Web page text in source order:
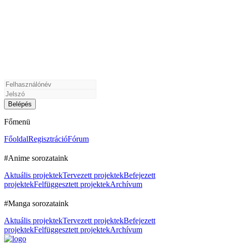
Főmenü
FőoldalRegisztrációFórum
#Anime sorozataink
Aktuális projektekTervezett projektekBefejezett
projektekFelfüggesztett projektekArchívum
#Manga sorozataink
Aktuális projektekTervezett projektekBefejezett
projektekFelfüggesztett projektekArchívum